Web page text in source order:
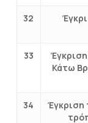
32
33
Κάτω
34
Έγκριση